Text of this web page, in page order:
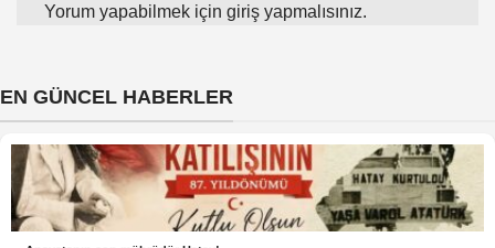
Yorum yapabilmek için giriş yapmalısınız.
EN GÜNCEL HABERLER